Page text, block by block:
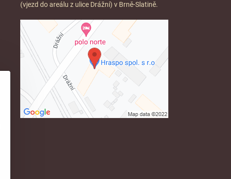
(vjezd do areálu z ulice Drážní) v Brně-Slatině.